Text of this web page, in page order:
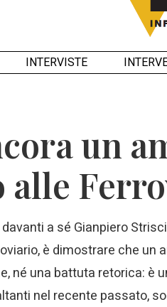
INTERVISTE
un
alle
a sé Gianpiero
è dimostrare che
né una battuta retorica: è
nel recente passato,